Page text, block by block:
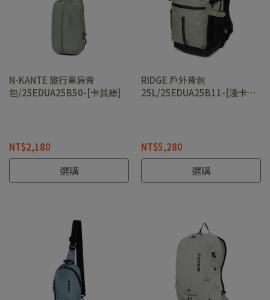
N-KANTE 旅行單肩背
包/25EDUA25B50-[卡其綠]
NT$2,180
選購
RIDGE 戶外背包
25L/25EDUA25B11-[淺卡
NT$5,280
選購